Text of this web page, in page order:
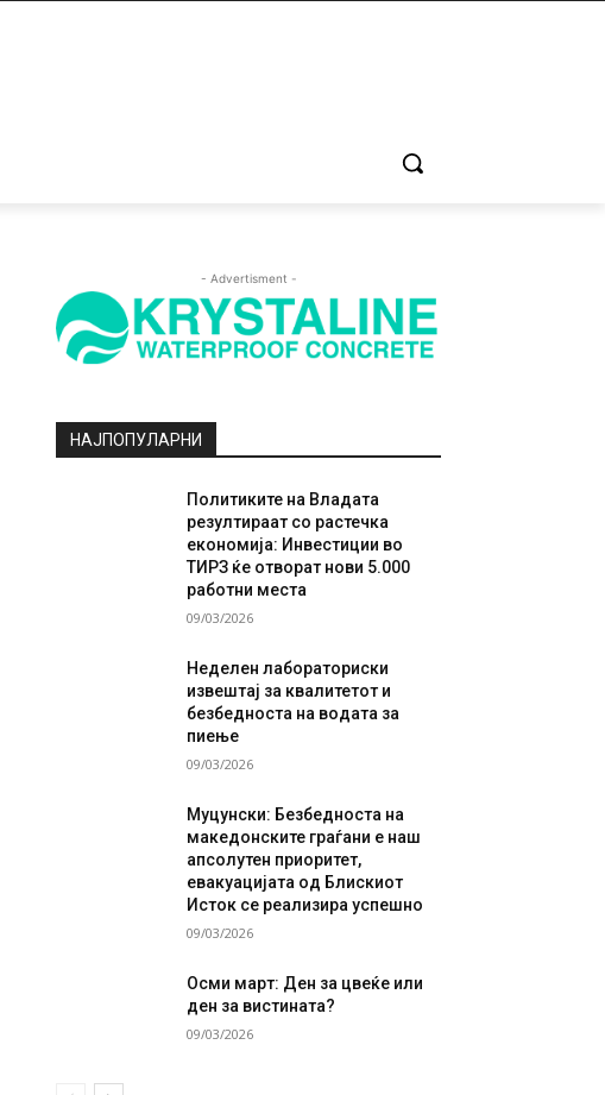
- Advertisment -
НАЈПОПУЛАРНИ
Политиките на Владата
резултираат со растечка
економија: Инвестиции во
ТИРЗ ќе отворат нови 5.000
работни места
09/03/2026
Неделен лабораториски
извештај за квалитетот и
безбедноста на водата за
пиење
09/03/2026
Муцунски: Безбедноста на
македонските граѓани е наш
апсолутен приоритет,
евакуацијата од Блискиот
Исток се реализира успешно
09/03/2026
Осми март: Ден за цвеќе или
ден за вистината?
09/03/2026